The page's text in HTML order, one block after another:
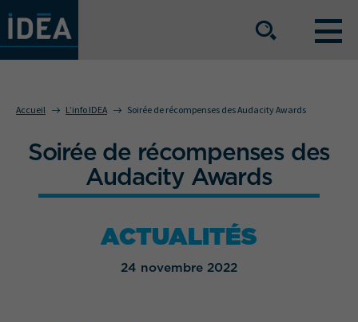
Nos implantations
NOS ATOUTS
Accueil L’info IDEA Soirée de récompenses des Audacity Awards
Soirée de récompenses des
Audacity Awards
ACTUALITÉS
24 novembre 2022